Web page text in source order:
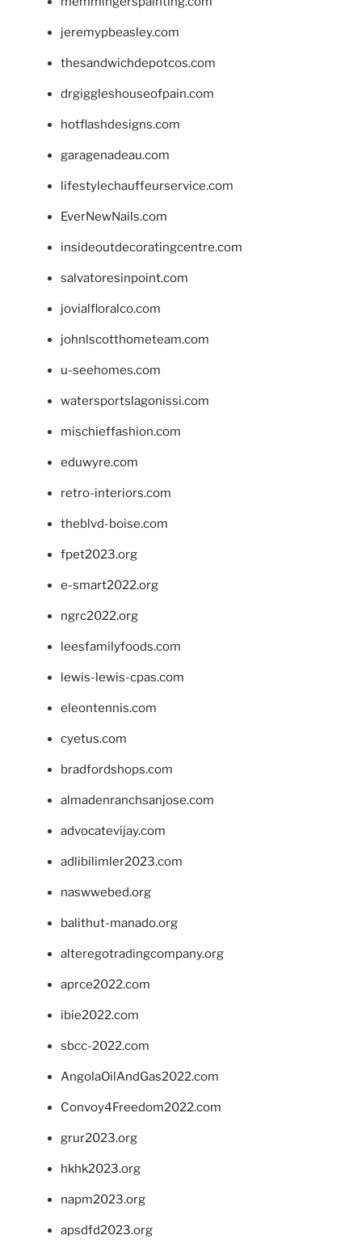
jeremypbeasley.com
thesandwichdepotcos.com
drgiggleshouseofpain.com
hotflashdesigns.com
garagenadeau.com
lifestylechauffeurservice.com
EverNewNails.com
insideoutdecoratingcentre.com
salvatoresinpoint.com
jovialfloralco.com
johnlscotthometeam.com
u-seehomes.com
watersportslagonissi.com
mischieffashion.com
eduwyre.com
retro-interiors.com
theblvd-boise.com
fpet2023.org
e-smart2022.org
ngrc2022.org
leesfamilyfoods.com
lewis-lewis-cpas.com
eleontennis.com
cyetus.com
bradfordshops.com
almadenranchsanjose.com
advocatevijay.com
adlibilimler2023.com
naswwebed.org
balithut-manado.org
alteregotradingcompany.org
aprce2022.com
ibie2022.com
sbcc-2022.com
AngolaOilAndGas2022.com
Convoy4Freedom2022.com
grur2023.org
hkhk2023.org
napm2023.org
apsdfd2023.org